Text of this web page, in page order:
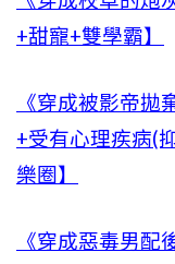
+甜寵+雙學霸】
《穿成被影帝拋
+受有心理疾病(
樂圈】
《穿成惡毒男